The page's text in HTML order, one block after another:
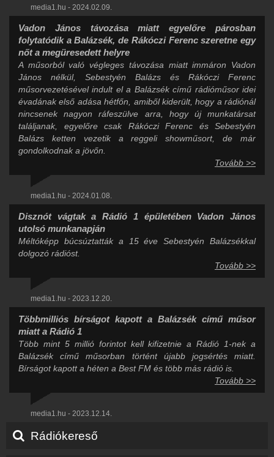
media1.hu - 2024.02.09.
Vadon János távozása miatt egyelőre párosban
folytatódik a Balázsék, de Rákóczi Ferenc szeretne egy
nőt a megüresedett helyre
A műsorból való végleges távozása miatt immáron Vadon
János nélkül, Sebestyén Balázs és Rákóczi Ferenc
műsorvezetésével indult el a Balázsék című rádióműsor idei
évadának első adása hétfőn, amiből kiderült, hogy a rádiónál
nincsenek nagyon ráfeszülve arra, hogy új munkatársat
találjanak, egyelőre csak Rákóczi Ferenc és Sebestyén
Balázs ketten vezetik a reggeli showműsort, de már
gondolkodnak a jövőn.
Tovább >>
media1.hu - 2024.01.08.
Disznót vágtak a Rádió 1 épületében Vadon János
utolsó munkanapján
Méltóképp búcsúztatták a 15 éve Sebestyén Balázsékkal
dolgozó rádióst.
Tovább >>
media1.hu - 2023.12.20.
Többmilliós bírságot kapott a Balázsék című műsor
miatt a Rádió 1
Több mint 5 millió forintot kell kifizetnie a Rádió 1-nek a
Balázsék című műsorban történt újabb jogsértés miatt.
Bírságot kapott a héten a Best FM és több más rádió is.
Tovább >>
media1.hu - 2023.12.14.
Rádiókereső